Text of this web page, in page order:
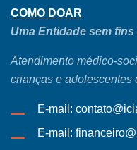
COMO DOAR
Uma Entidade sem
Atendimento médico-
crianças e adolescentes
E-mail:
E-mail: